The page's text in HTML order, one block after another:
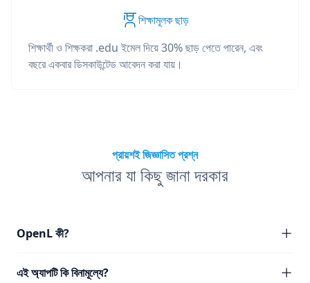
শিক্ষামূলক ছাড়
শিক্ষার্থী ও শিক্ষকরা .edu ইমেল দিয়ে 30% ছাড় পেতে পারেন, এবং
বছরে একবার ডিসকাউন্টেড আবেদন করা যায়।
প্রায়শই জিজ্ঞাসিত প্রশ্ন
আপনার যা কিছু জানা দরকার
OpenL কী?
এই অ্যাপটি কি বিনামূল্যে?